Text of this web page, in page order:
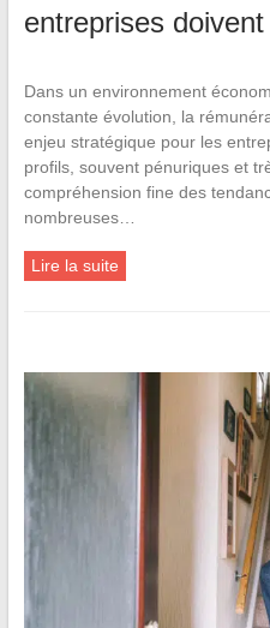
entreprises
Dans un environnement
constante évolution, la
enjeu stratégique pour les
profils, souvent pénuriques et
compréhension fine des
nombreuses…
Lire la suite